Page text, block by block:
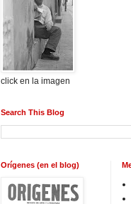
click en la imagen
Search This Blog
Orígenes (en el blog)